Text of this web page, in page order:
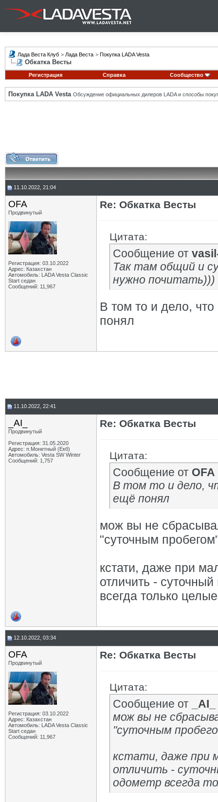
Лада Веста Клуб > Лада Веста > Покупка LADA Vesta
Обкатка Весты
Регистрация Справка Сообщество
Покупка LADA Vesta Обсуждение официальных дилеров LADA и способы
11.10.2022, 21:04
OFA
Продвинутый
Регистрация: 03.10.2022
Адрес: Казахстан
Автомобиль: LADA Vesta Classic
Start седан
Сообщений: 11,967
Re: Обкатка Весты
Цитата:
Сообщение от
Так там общий и
нужно почитать)))
В том то и дело,
понял
11.10.2022, 22:41
_AI_
Продвинутый
Регистрация: 31.05.2020
Адрес: п.Монетный (Екб)
Автомобиль: Vesta SW Winter
Сообщений: 1,757
Re: Обкатка Весты
Цитата:
Сообщение от OFA
В том то и дело,
ещё понял
мож вы не
"суточным
кстати, даже при
отличить -
всегда только
12.10.2022, 03:34
OFA
Продвинутый
Регистрация: 03.10.2022
Адрес: Казахстан
Автомобиль: LADA Vesta Classic
Start седан
Сообщений: 11,967
Re: Обкатка Весты
Цитата:
Сообщение от
_AI_
мож вы не
"суточным
кстати, даже при
отличить -
одометр всегда